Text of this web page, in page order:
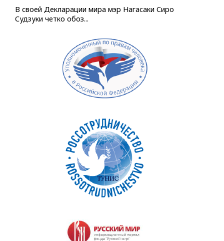
В своей Декларации мира мэр Нагасаки Сиро
Судзуки четко обоз...